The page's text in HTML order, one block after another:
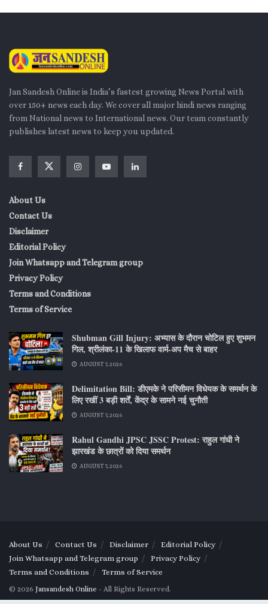
Jan Sandesh Online is India’s fastest growing News Portal with
over 150+ news each day. We cover all major hindi news ranging
from National news to International news. Our team constantly
publishes latest news to keep you updated.
About Us
Contact Us
Disclaimer
Editorial Policy
Join Whatsapp and Telegram group
Privacy Policy
Terms and Conditions
Terms of Service
Shubman Gill Injury: अभ्यास के दौरान चोटिल हुए शुभमन
गिल, श्रीलंका-11 के खिलाफ वार्म-अप मैच से बाहर
AUGUST 7, 2026
Delimitation Bill: डीएमके ने परिसीमन विधेयक के समर्थन के
लिए रखीं 3 बड़ी शर्तें, केंद्र के सामने नई चुनौती
AUGUST 7, 2026
Rahul Gandhi JPSC JSSC Protest: राहुल गांधी ने
झारखंड के छात्रों को दिया समर्थन
AUGUST 7, 2026
About Us Contact Us Disclaimer
Editorial Policy
Join Whatsapp and Telegram group
Privacy Policy
Terms and Conditions
Terms of Service
© 2026 Jansandesh Online - All Rights Reserved.